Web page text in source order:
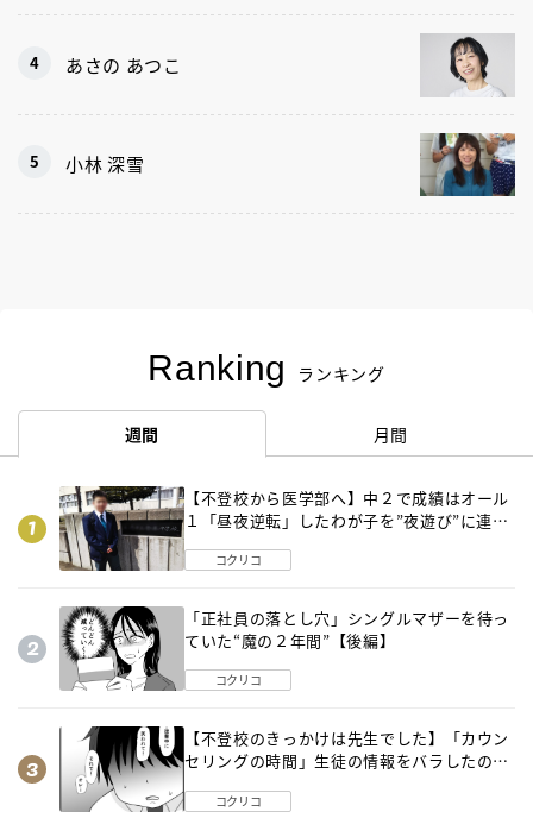
あさの あつこ
小林 深雪
Ranking ランキング
週間 月間
【不登校から医学部へ】中２で成績はオール
１「昼夜逆転」したわが子を”夜遊び”に連れ
コクリコ
「正社員の落とし穴」シングルマザーを待っ
ていた“魔の２年間”【後編】
コクリコ
【不登校のきっかけは先生でした】「カウン
セリングの時間」生徒の情報をバラしたの
コクリコ